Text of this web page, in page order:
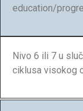
education/
Nivo 6 ili 7 u
ciklusa visokog